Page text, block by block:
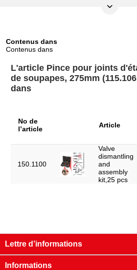
Largeur de l’emballage en mm:
Longueur intermédiaire L2 en mm:
Matière 2:
Ouverture A en mm:
Type de poignée:
Contenus dans
Contenus dans
L'article Pince pour joints
de soupapes, 275mm
dans
No de
l’article
Article
150.1100
Valve
dismantling
and
assembly
kit,25 pcs
Lettre d’informations
Informations